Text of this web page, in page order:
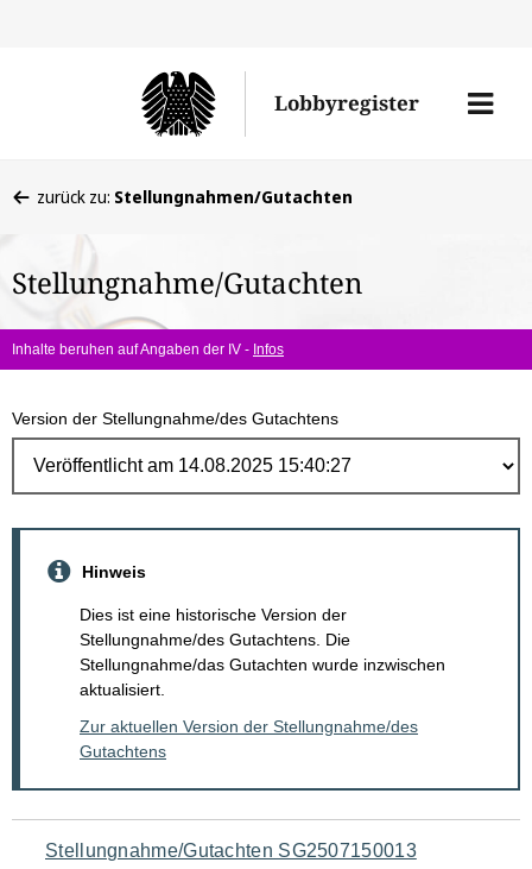
Lobbyregister
Menü
befinden
hier:
zurück zu: Stellungnahmen/Gutachten
Stellungnahme/Gutachten
Inhalte beruhen auf Angaben der IV - Infos
Version der Stellungnahme/des Gutachtens
Hinweis
Dies ist eine historische Version der
Stellungnahme/des Gutachtens. Die
Stellungnahme/das Gutachten wurde inzwischen
aktualisiert.
Zur aktuellen Version der Stellungnahme/des
Gutachtens
Navigation
Stellungnahme/Gutachten SG2507150013